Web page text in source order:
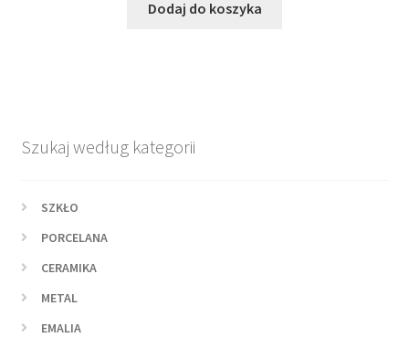
Dodaj do koszyka
Szukaj według kategorii
SZKŁO
PORCELANA
CERAMIKA
METAL
EMALIA